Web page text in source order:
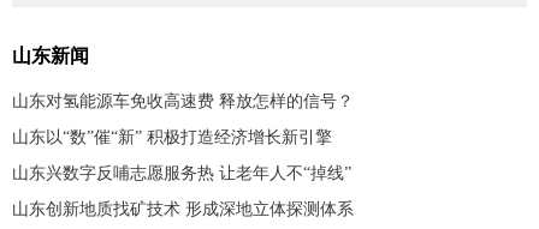
山东新闻
山东对氢能源车免收高速费 释放怎样的信号？
山东以“数”催“新” 积极打造经济增长新引擎
山东兴数字反哺志愿服务热 让老年人不“掉线”
山东创新地质找矿技术 形成深地立体探测体系